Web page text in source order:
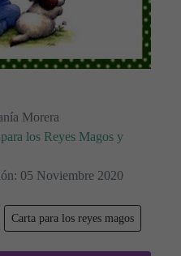
Morera
los Reyes Magos y
05 Noviembre 2020
Carta para los reyes magos